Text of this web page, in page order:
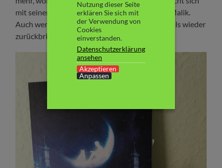
mit seinem Seelentier Kira auf die Suche nach Malik.
Auch wenn er weiß, dass Rache ihm Lynn niemals wieder
zurückbringt.
Nutzung dieser Seite
erklären Sie sich mit
der Verwendung von
Cookies
einverstanden.
Datenschutzerklärung
ansehen
Akzeptieren
Anpassen